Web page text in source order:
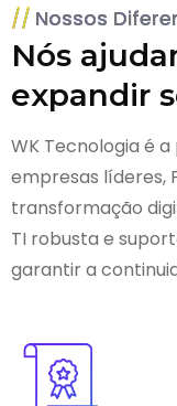
Nossos
Nós
expandir
WK Tecnologia é
empresas líderes,
transformação
TI robusta e
garantir a